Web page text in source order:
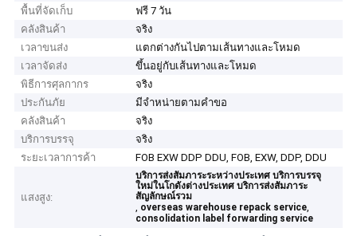
พื้นที่จัดเก็บ
ฟรี 7 วัน
คลังสินค้า
จริง
เวลาขนส่ง
แตกต่างกันไปตามเส้นทางและโหมด
เวลาจัดส่ง
ขึ้นอยู่กับเส้นทางและโหมด
พิธีการศุลกากร
จริง
ประกันภัย
มีจำหน่ายตามคำขอ
คลังสินค้า
จริง
บริการบรรจุ
จริง
ระยะเวลาการค้า
FOB EXW DDP DDU, FOB, EXW, DDP, DDU
แสงสูง:
บริการส่งสัมภาระระหว่างประเทศ บริการบรรจุ
ใหม่ในโกดังต่างประเทศ บริการส่งสัมภาระ
สัญลักษณ์รวม
, overseas warehouse repack service,
consolidation label forwarding service